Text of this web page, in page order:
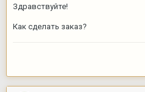
Здравствуйте!
Как сделать заказ?